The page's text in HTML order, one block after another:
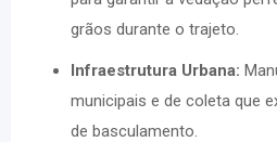
grãos durante o trajeto.
Infraestrutura Urbana:
municipais e de coleta que
de basculamento.